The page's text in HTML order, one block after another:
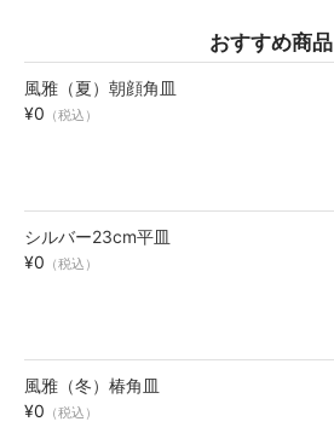
アクセサリー
accessory
お買い物ガイド
SHOPPING GUIDE
おすすめ商品
風雅（夏）朝顔角皿
¥0 （税込）
シルバー23cm平皿
¥0 （税込）
風雅（冬）椿角皿
¥0 （税込）